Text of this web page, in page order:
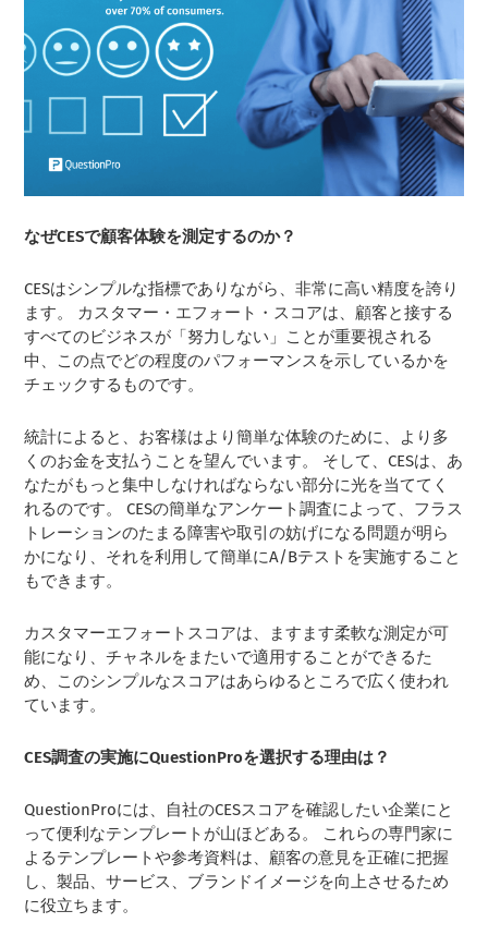
なぜCESで顧客体験を測定するのか？
CESはシンプルな指標でありながら、非常に高い精度を誇り
ます。 カスタマー・エフォート・スコアは、顧客と接する
すべてのビジネスが「努力しない」ことが重要視される
中、この点でどの程度のパフォーマンスを示しているかを
チェックするものです。
統計によると、お客様はより簡単な体験のために、より多
くのお金を支払うことを望んでいます。 そして、CESは、あ
なたがもっと集中しなければならない部分に光を当ててく
れるのです。 CESの簡単なアンケート調査によって、フラス
トレーションのたまる障害や取引の妨げになる問題が明ら
かになり、それを利用して簡単にA/Bテストを実施すること
もできます。
カスタマーエフォートスコアは、ますます柔軟な測定が可
能になり、チャネルをまたいで適用することができるた
め、このシンプルなスコアはあらゆるところで広く使われ
ています。
CES調査の実施にQuestionProを選択する理由は？
QuestionProには、自社のCESスコアを確認したい企業にと
って便利なテンプレートが山ほどある。 これらの専門家に
よるテンプレートや参考資料は、顧客の意見を正確に把握
し、製品、サービス、ブランドイメージを向上させるため
に役立ちます。